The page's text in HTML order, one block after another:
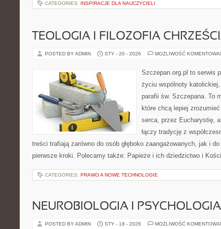
CATEGORIES: INSPIRACJE DLA NAUCZYCIELI
TEOLOGIA I FILOZOFIA
POSTED BY ADMIN STY - 20 - 2026 MOŻLIWOŚĆ
Szczepan.org.pl to serwis
życiu wspólnoty
parafii św. Szczepana. To
które chcą lepiej
serca, przez Eucharystię,
łączy tradycję z
treści trafiają zarówno do osób głęboko zaangażowanych, jak i
pierwsze kroki. Polecamy także: Papieże i ich dziedzictwo i
CATEGORIES: PRAWO A NOWE TECHNOLOGIE
NEUROBIOLOGIA I PSYCHOLOGIA
POSTED BY ADMIN STY - 18 - 2026 MOŻLIWOŚĆ